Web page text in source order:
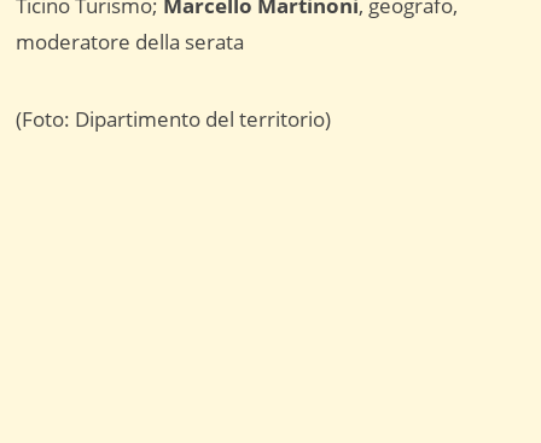
moderatore della serata
(Foto: Dipartimento del territorio)